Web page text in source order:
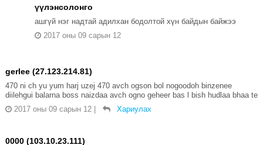
үүлэнсолонго
ашгүй нэг надтай адилхан бодолтой хүн байдын байжээ
2017 оны 09 сарын 12
gerlee (27.123.214.81)
470 ni ch yu yum harj uzej 470 avch ogson bol nogoodoh binzenee
diilehgui balarna boss naizdaa avch ogno geheer bas l bish hudlaa bhaa te
2017 оны 09 сарын 12
Хариулах
0000 (103.10.23.111)